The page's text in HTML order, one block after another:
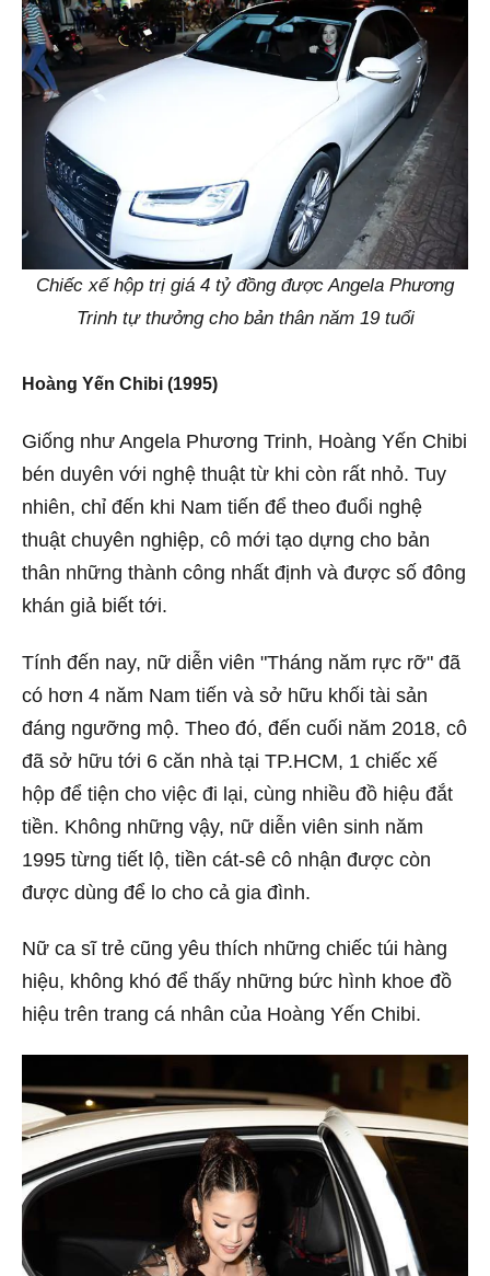
Chiếc xế hộp trị giá 4 tỷ đồng được Angela Phương
Trinh tự thưởng cho bản thân năm 19 tuổi
Hoàng Yến Chibi (1995)
Giống như Angela Phương Trinh, Hoàng Yến Chibi
bén duyên với nghệ thuật từ khi còn rất nhỏ. Tuy
nhiên, chỉ đến khi Nam tiến để theo đuổi nghệ
thuật chuyên nghiệp, cô mới tạo dựng cho bản
thân những thành công nhất định và được số đông
khán giả biết tới.
Tính đến nay, nữ diễn viên "Tháng năm rực rỡ" đã
có hơn 4 năm Nam tiến và sở hữu khối tài sản
đáng ngưỡng mộ. Theo đó, đến cuối năm 2018, cô
đã sở hữu tới 6 căn nhà tại TP.HCM, 1 chiếc xế
hộp để tiện cho việc đi lại, cùng nhiều đồ hiệu đắt
tiền. Không những vậy, nữ diễn viên sinh năm
1995 từng tiết lộ, tiền cát-sê cô nhận được còn
được dùng để lo cho cả gia đình.
Nữ ca sĩ trẻ cũng yêu thích những chiếc túi hàng
hiệu, không khó để thấy những bức hình khoe đồ
hiệu trên trang cá nhân của Hoàng Yến Chibi.